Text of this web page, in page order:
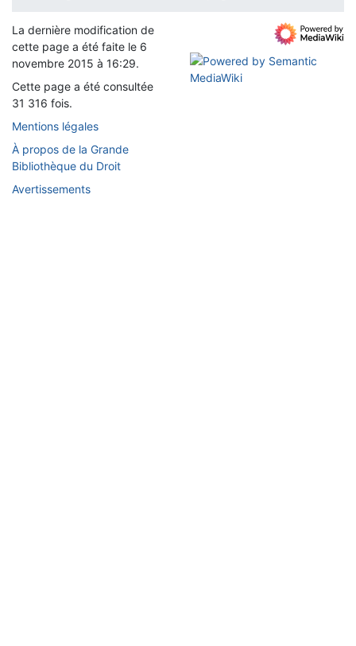
La dernière modification de
cette page a été faite le 6
novembre 2015 à 16:29.
Cette page a été consultée
31 316 fois.
Mentions légales
À propos de la Grande
Bibliothèque du Droit
Avertissements